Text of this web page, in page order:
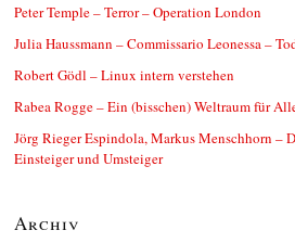
Peter Temple – Terror – Operation London
Julia Haussmann – Commissario Leonessa –
Robert Gödl – Linux intern verstehen
Rabea Rogge – Ein (bisschen) Weltraum für
Jörg Rieger Espindola, Markus Menschhorn –
Einsteiger und Umsteiger
Archiv